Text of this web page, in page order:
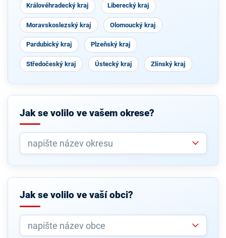
Královéhradecký kraj Liberecký kraj
Moravskoslezský kraj Olomoucký kraj
Pardubický kraj Plzeňský kraj
Středočeský kraj Ústecký kraj Zlínský kraj
Jak se volilo ve vašem okrese?
Jak se volilo ve vaší obci?